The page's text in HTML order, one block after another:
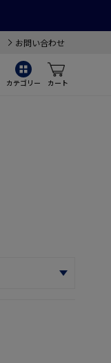
お問い合わせ
カテゴリー カート